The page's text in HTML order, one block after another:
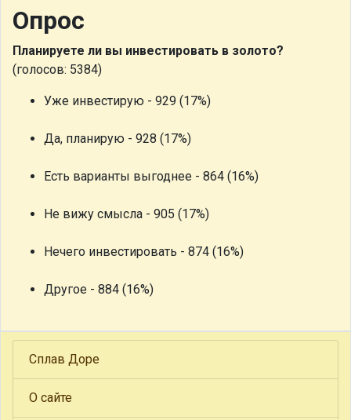
Опрос
Планируете ли вы инвестировать в золото?
(голосов: 5384)
Уже инвестирую - 929 (17%)
Да, планирую - 928 (17%)
Есть варианты выгоднее - 864 (16%)
Не вижу смысла - 905 (17%)
Нечего инвестировать - 874 (16%)
Другое - 884 (16%)
Сплав Доре
О сайте